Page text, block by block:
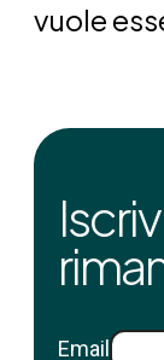
vuole
Email